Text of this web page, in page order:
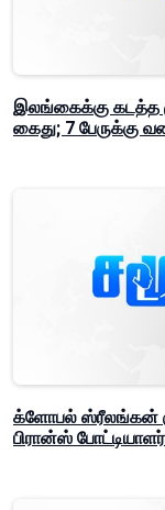
இலங்கைக்கு கடத்த
கைது; 7 பேருக்கு
க்ளோபல் ஸ்ரீலங்கன்
பிரான்ஸ்